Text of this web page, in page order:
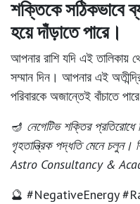
শক্তিকে সঠিকভাবে
হয়ে দাঁড়াতে পারে।
আপনার রাশি যদি এই তালিকায়
সম্মান দিন। আপনার এই
পরিবারকে অজান্তেই বাঁচাতে
🪔 নেগেটিভ শক্তির প্রতিরোধে
গৃহতান্ত্রিক পদ্ধতি মেনে
Astro Consultancy &
🔮 #NegativeEnergy